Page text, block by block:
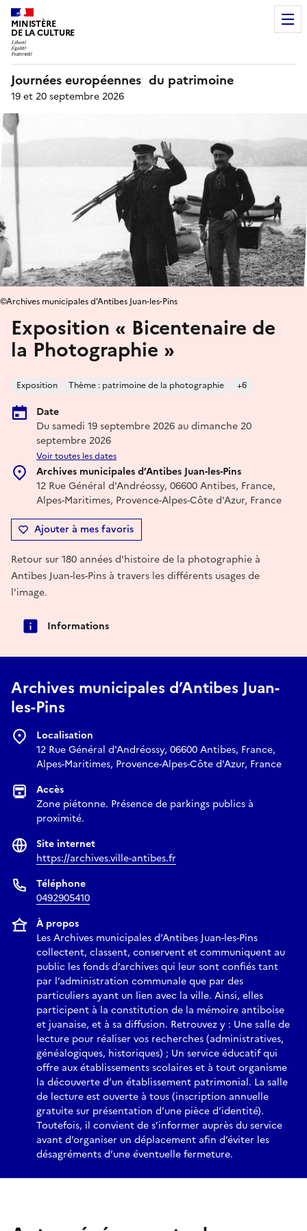
MINISTÈRE
DE LA CULTURE
Journées européennes du patrimoine
19 et 20 septembre 2026
Exposition « Bicentenaire de
la Photographie »
Exposition Thème : patrimoine de la photographie +6
Date
Du samedi 19 septembre 2026 au dimanche 20
septembre 2026
Voir toutes les dates
Archives municipales d’Antibes Juan-les-Pins
12 Rue Général d'Andréossy, 06600 Antibes, France,
Alpes-Maritimes, Provence-Alpes-Côte d'Azur, France
Ajouter à mes favoris
©Archives municipales d'Antibes Juan-les-Pins
Retour sur 180 années d'histoire de la photographie à
Antibes Juan-les-Pins à travers les différents usages de
l'image.
Informations
Archives municipales d’Antibes Juan-
les-Pins
Localisation
12 Rue Général d'Andréossy, 06600 Antibes, France,
Alpes-Maritimes, Provence-Alpes-Côte d'Azur, France
Accès
Zone piétonne. Présence de parkings publics à
proximité.
Site internet
https://archives.ville-antibes.fr
Téléphone
0492905410
À propos
Les Archives municipales d’Antibes Juan-les-Pins
collectent, classent, conservent et communiquent au
public les fonds d’archives qui leur sont confiés tant
par l’administration communale que par des
particuliers ayant un lien avec la ville. Ainsi, elles
participent à la constitution de la mémoire antiboise
et juanaise, et à sa diffusion. Retrouvez y : Une salle de
lecture pour réaliser vos recherches (administratives,
généalogiques, historiques) ; Un service éducatif qui
offre aux établissements scolaires et à tout organisme
la découverte d’un établissement patrimonial. La salle
de lecture est ouverte à tous (inscription annuelle
gratuite sur présentation d’une pièce d’identité).
Toutefois, il convient de s’informer auprès du service
avant d’organiser un déplacement afin d’éviter les
désagréments d’une éventuelle fermeture.